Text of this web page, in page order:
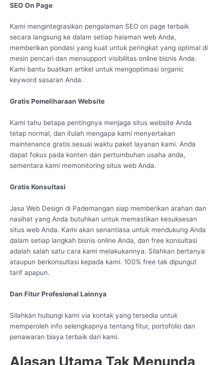
SEO On Page
Kami mengintegrasikan pengalaman SEO on page terbaik
secara langsung ke dalam setiap halaman web Anda,
memberikan pondasi yang kuat untuk peringkat yang optimal di
mesin pencari dan mensupport visibilitas online bisnis Anda.
Kami bantu buatkan artikel untuk mengoptimasi organic
keyword sasaran Anda.
Gratis Pemeliharaan Website
Kami tahu betapa pentingnya menjaga situs website Anda
tetap normal, dan itulah mengapa kami menyertakan
maintenance gratis sesuai waktu paket layanan kami. Anda
dapat fokus pada konten dan pertumbuhan usaha anda,
sementara kami memonitoring situs web Anda.
Gratis Konsultasi
Jasa Web Design di Pademangan siap memberikan arahan dan
nasihat yang Anda butuhkan untuk memastikan kesuksesan
situs web Anda. Kami akan senantiasa untuk mendukung Anda
dalam setiap langkah bisnis online Anda, dan free konsultasi
adalah salah satu cara kami melakukannya. Silahkan bertanya
ataupun berkonsultasi kepada kami. 100% free tak dipungut
tarif apapun.
Dan Fitur Profesional Lainnya
Silahkan hubungi kami via kontak yang tersedia untuk
memperoleh info selengkapnya tentang fitur, portofolio dan
penawaran biaya terbaik dari kami.
Alasan Utama Tak Menunda